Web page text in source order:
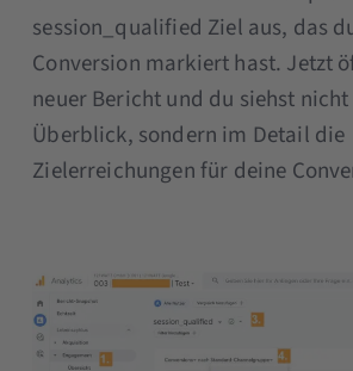
session_qualified Ziel aus, das
Conversion markiert hast. Jetzt
neuer Bericht und du siehst
Überblick, sondern im Detail die
Zielerreichungen für deine